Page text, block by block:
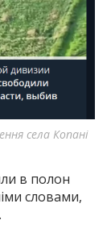
села Копані
в полон
словами,